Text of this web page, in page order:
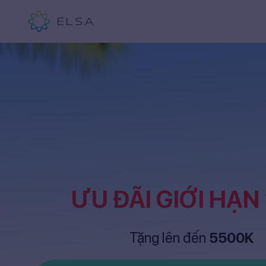
ƯU ĐÃI GIỚI
Tặng lên đến 5500K